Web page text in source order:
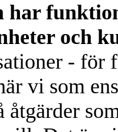
har
och
- för
vi som
åtgärder